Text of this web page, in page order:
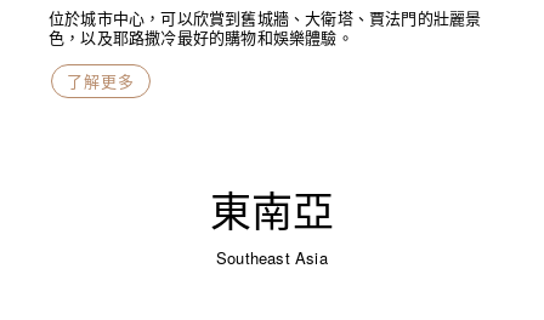
位於城市中心，可以欣賞到舊城牆、大衛塔、賈法門的壯麗景
色，以及耶路撒冷最好的購物和娛樂體驗。
了解更多
東南亞
Southeast Asia